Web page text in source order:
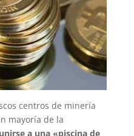
centros de minería
mayoría de la
a una «piscina de